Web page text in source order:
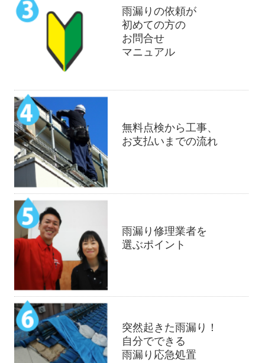
雨漏りの依頼が
初めての方の
お問合せ
マニュアル
無料点検から工事、
お支払いまでの流れ
雨漏り修理業者を
選ぶポイント
突然起きた雨漏り！
自分でできる
雨漏り応急処置